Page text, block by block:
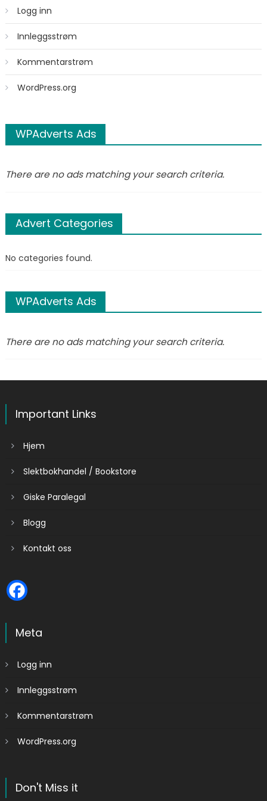
Logg inn
Innleggsstrøm
Kommentarstrøm
WordPress.org
WPAdverts Ads
There are no ads matching your search criteria.
Advert Categories
No categories found.
WPAdverts Ads
There are no ads matching your search criteria.
Important Links
Hjem
Slektbokhandel / Bookstore
Giske Paralegal
Blogg
Kontakt oss
Meta
Logg inn
Innleggsstrøm
Kommentarstrøm
WordPress.org
Don't Miss it